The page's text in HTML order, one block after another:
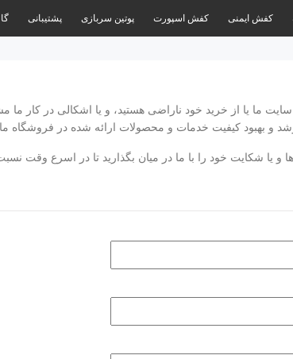
کفش ایمنی کفش اسپورت پوتین سربازی پشتیبانی
ما یا از خرید خود ناراضی هستید، و یا اشکالی در کار
و بهبود کیفیت خدمات و محصولات ارائه شده در فروشگاه
و یا شکایت خود را با ما در میان بگذارید تا در اسرع